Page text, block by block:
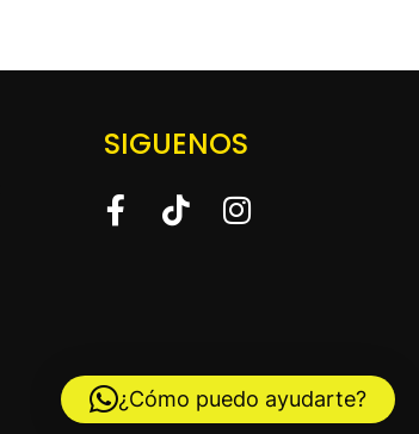
SIGUENOS
¿Cómo puedo ayudarte?